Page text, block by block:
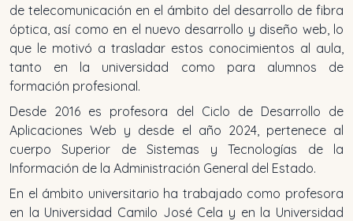
de telecomunicación en el ámbito del desarrollo de fibra
óptica, así como en el nuevo desarrollo y diseño web, lo
que le motivó a trasladar estos conocimientos al aula,
tanto en la universidad como para alumnos de
formación profesional.
Desde 2016 es profesora del Ciclo de Desarrollo de
Aplicaciones Web y desde el año 2024, pertenece al
cuerpo Superior de Sistemas y Tecnologías de la
Información de la Administración General del Estado.
En el ámbito universitario ha trabajado como profesora
en la Universidad Camilo José Cela y en la Universidad